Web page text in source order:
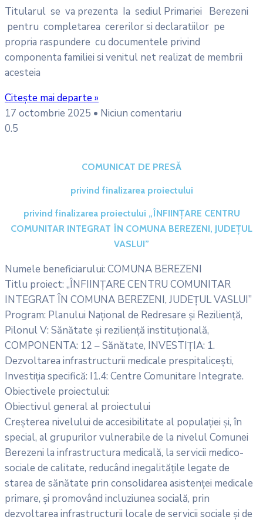
Titularul se va prezenta Ia sediul Primariei Berezeni
pentru completarea cererilor si declaratiilor pe
propria raspundere cu documentele privind
componenta familiei si venitul net realizat de membrii
acesteia
Citește mai departe »
17 octombrie 2025
Niciun comentariu
COMUNICAT DE PRESĂ
privind finalizarea proiectului
privind finalizarea proiectului „ÎNFIINȚARE CENTRU
COMUNITAR INTEGRAT ÎN COMUNA BEREZENI, JUDEȚUL
VASLUI”
Numele beneficiarului: COMUNA BEREZENI
Titlu proiect: „ÎNFIINȚARE CENTRU COMUNITAR
INTEGRAT ÎN COMUNA BEREZENI, JUDEȚUL VASLUI”
Program: Planului Național de Redresare și Reziliență,
Pilonul V: Sănătate și reziliență instituțională,
COMPONENTA: 12 – Sănătate, INVESTIȚIA: 1.
Dezvoltarea infrastructurii medicale prespitalicești,
Investiția specifică: I1.4: Centre Comunitare Integrate.
Obiectivele proiectului:
Obiectivul general al proiectului
Creșterea nivelului de accesibilitate al populației și, în
special, al grupurilor vulnerabile de la nivelul Comunei
Berezeni la infrastructura medicală, la servicii medico-
sociale de calitate, reducând inegalitățile legate de
starea de sănătate prin consolidarea asistenței medicale
primare, și promovând incluziunea socială, prin
dezvoltarea infrastructurii locale de servicii sociale și de